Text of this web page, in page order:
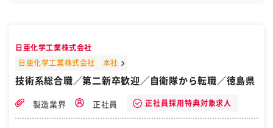
業一般職 450万（月給30万＋歩合給） 安定の固定給はもちろんです
が、その人の頑張りによっては＋αインセンティブも付きます！契約
とに目標があり、その数に応じて個人の目標棟数も決まります。 ■働
式・入園式などのイベントに合わせて休暇取得しやすい環境であった
り、有休5日以上必須はもちろん、年間20日間保有分を全て使い切っ
日亜化学工業株式会社
日亜化学工業株式会社 本社
技術系総合職／第二新卒歓迎／自衛隊から転職／徳島県
製造業界 正社員 正社員採用特典対象求人